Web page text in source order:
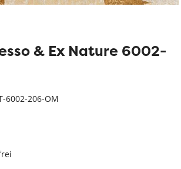
& Ex Nature 6002-
6002-206-OM